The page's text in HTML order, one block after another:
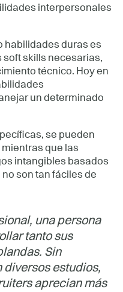
interpersonales
habilidades duras es
soft skills necesarias,
técnico. Hoy en
un determinado
se pueden
que las
intangibles basados
son tan fáciles de
una persona
tanto sus
Sin
diversos estudios,
aprecian más